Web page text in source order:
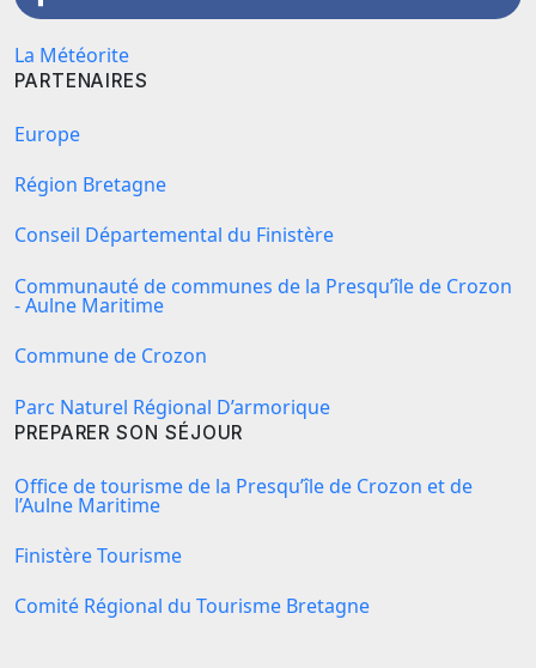
La Météorite
PARTENAIRES
Europe
Région Bretagne
Conseil Départemental du Finistère
Communauté de communes de la Presqu’île de Crozon
- Aulne Maritime
Commune de Crozon
Parc Naturel Régional D’armorique
PREPARER SON SÉJOUR
Office de tourisme de la Presqu’île de Crozon et de
l’Aulne Maritime
Finistère Tourisme
Comité Régional du Tourisme Bretagne